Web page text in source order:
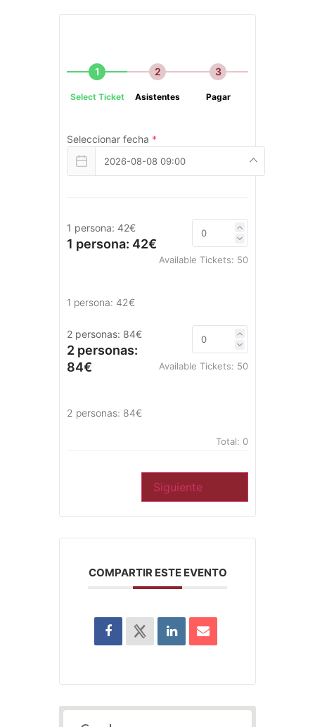
1
Select Ticket
2
Asistentes
3
Pagar
Seleccionar fecha *
2026-08-08 09:00
1 persona: 42€
1 persona: 42€
Available Tickets: 50
1 persona: 42€
2 personas: 84€
2 personas:
84€
Available Tickets: 50
2 personas: 84€
Total: 0
Siguiente
COMPARTIR ESTE EVENTO